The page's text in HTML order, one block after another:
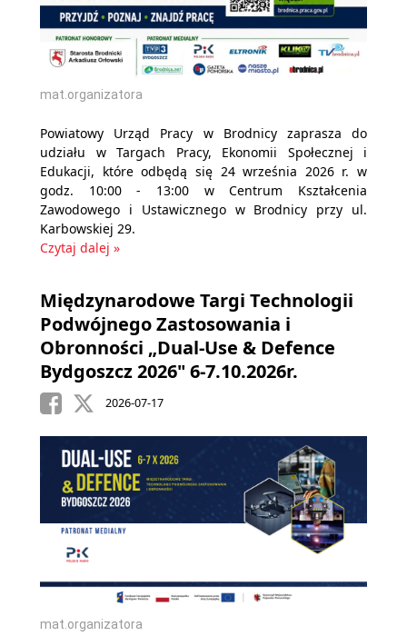
mat.organizatora
Powiatowy Urząd Pracy w Brodnicy zaprasza do
udziału w Targach Pracy, Ekonomii Społecznej i
Edukacji, które odbędą się 24 września 2026 r. w
godz. 10:00 - 13:00 w Centrum Kształcenia
Zawodowego i Ustawicznego w Brodnicy przy ul.
Karbowskiej 29.
Czytaj dalej »
Międzynarodowe Targi Technologii
Podwójnego Zastosowania i
Obronności „Dual-Use & Defence
Bydgoszcz 2026" 6-7.10.2026r.
2026-07-17
mat.organizatora